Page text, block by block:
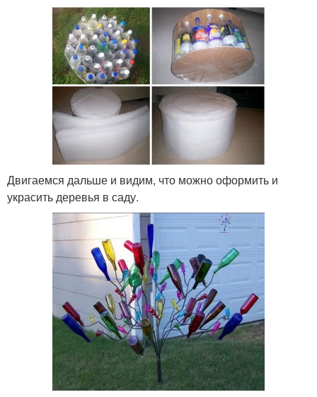
Двигаемся дальше и видим, что можно оформить и
украсить деревья в саду.